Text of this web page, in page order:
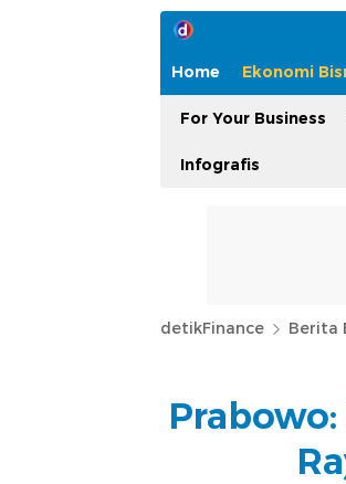
Home Ekonomi
For Your Business
Infografis
detikFinance Berita